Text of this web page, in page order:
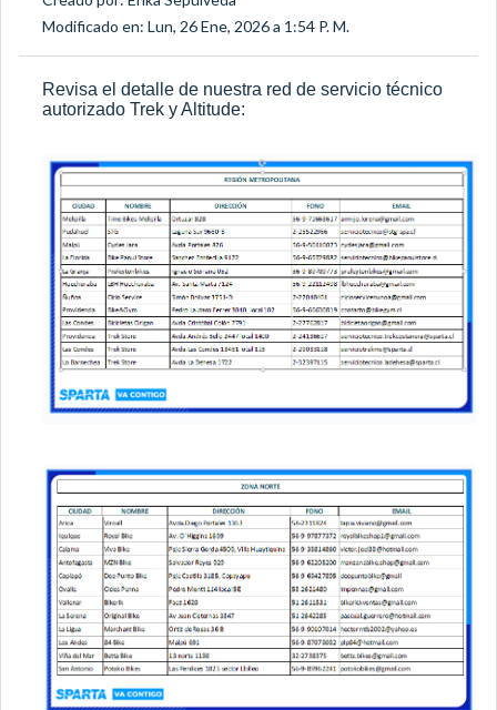
Modificado en: Lun, 26 Ene, 2026 a 1:54 P. M.
Revisa el detalle de nuestra red de servicio técnico
autorizado Trek y Altitude: